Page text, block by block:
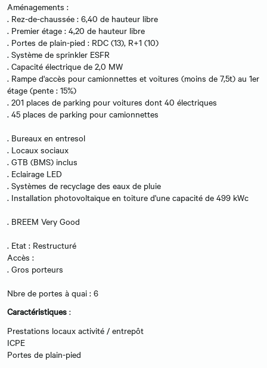
Aménagements :
. Rez-de-chaussée : 6,40 de hauteur libre
. Premier étage : 4,20 de hauteur libre
. Portes de plain-pied : RDC (13), R+1 (10)
. Système de sprinkler ESFR
. Capacité électrique de 2,0 MW
. Rampe d'accès pour camionnettes et voitures (moins de 7,5t) au 1er
étage (pente : 15%)
. 201 places de parking pour voitures dont 40 électriques
. 45 places de parking pour camionnettes
. Bureaux en entresol
. Locaux sociaux
. GTB (BMS) inclus
. Eclairage LED
. Systèmes de recyclage des eaux de pluie
. Installation photovoltaïque en toiture d'une capacité de 499 kWc
. BREEM Very Good
. Etat : Restructuré
Accès :
. Gros porteurs
Nbre de portes à quai : 6
Caractéristiques :
Prestations locaux activité / entrepôt
ICPE
Portes de plain-pied